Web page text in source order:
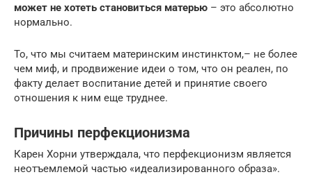
может не хотеть становиться матерью – это абсолютно
нормально.
То, что мы считаем материнским инстинктом,– не более
чем миф, и продвижение идеи о том, что он реален, по
факту делает воспитание детей и принятие своего
отношения к ним еще труднее.
Причины перфекционизма
Карен Хорни утверждала, что перфекционизм является
неотъемлемой частью «идеализированного образа».